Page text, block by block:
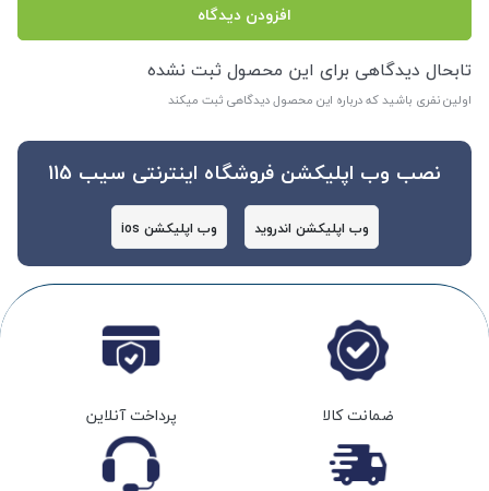
افزودن دیدگاه
تابحال دیدگاهی برای این محصول ثبت نشده
اولین نفری باشید که درباره این محصول دیدگاهی ثبت میکند
نصب وب اپلیکشن فروشگاه اینترنتی سیب 115
وب اپلیکشن اندروید وب اپلیکشن ios
ضمانت کالا پرداخت آنلاین